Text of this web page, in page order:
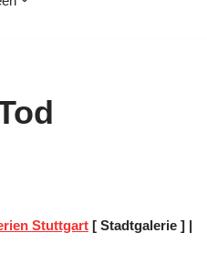
Stuttgart [ Stadtgalerie ] |